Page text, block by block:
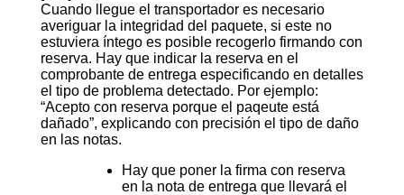
Cuando llegue el transportador es necesario
averiguar la integridad del paquete, si este no
estuviera íntego es posible recogerlo firmando con
reserva. Hay que indicar la reserva en el
comprobante de entrega especificando en detalles
el tipo de problema detectado. Por ejemplo:
“Acepto con reserva porque el paqeute está
dañado”, explicando con precisión el tipo de daño
en las notas.
Hay que poner la firma con reserva
en la nota de entrega que llevará el